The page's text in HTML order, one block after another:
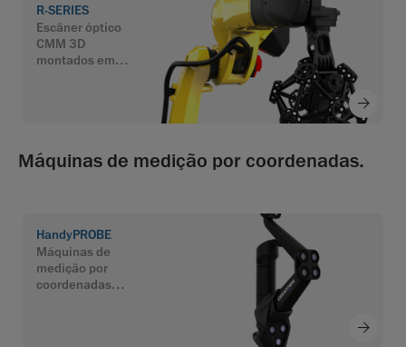
R-SERIES
Escâner óptico
CMM 3D
montados em
Máquinas de medição por coordenadas.
HandyPROBE
Máquinas de
medição por
coordenadas